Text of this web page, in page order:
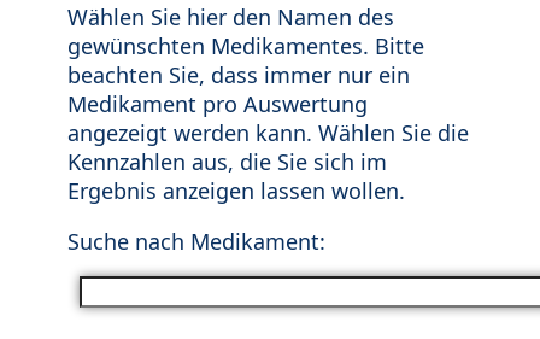
Wählen Sie hier den Namen des
gewünschten Medikamentes. Bitte
beachten Sie, dass immer nur ein
Medikament pro Auswertung
angezeigt werden kann. Wählen Sie die
Kennzahlen aus, die Sie sich im
Ergebnis anzeigen lassen wollen.
Suche nach Medikament: